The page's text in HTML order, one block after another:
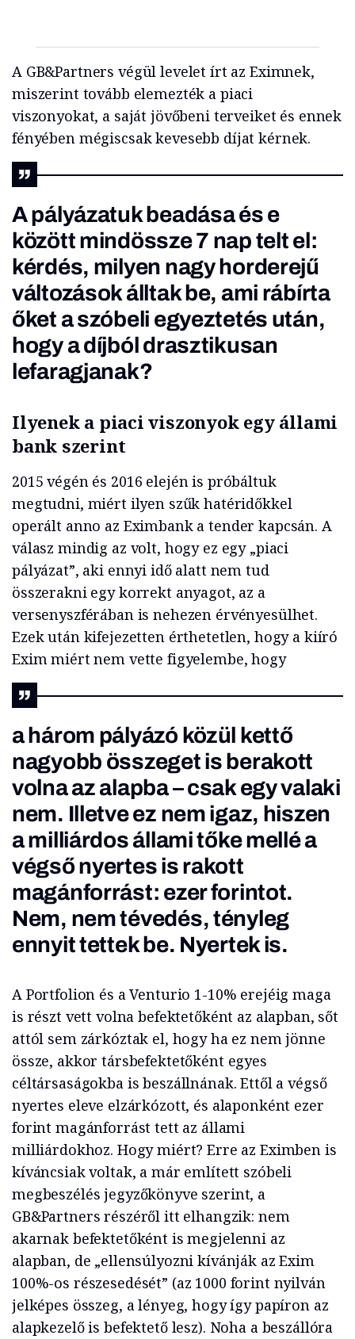
A GB&Partners végül levelet írt az Eximnek,
miszerint tovább elemezték a piaci
viszonyokat, a saját jövőbeni terveiket és ennek
fényében mégiscsak kevesebb díjat kérnek.
A pályázatuk beadása és e
között mindössze 7 nap telt el:
kérdés, milyen nagy horderejű
változások álltak be, ami rábírta
őket a szóbeli egyeztetés után,
hogy a díjból drasztikusan
lefaragjanak?
Ilyenek a piaci viszonyok egy állami
bank szerint
2015 végén és 2016 elején is próbáltuk
megtudni, miért ilyen szűk hatéridőkkel
operált anno az Eximbank a tender kapcsán. A
válasz mindig az volt, hogy ez egy „piaci
pályázat”, aki ennyi idő alatt nem tud
összerakni egy korrekt anyagot, az a
versenyszférában is nehezen érvényesülhet.
Ezek után kifejezetten érthetetlen, hogy a kiíró
Exim miért nem vette figyelembe, hogy
a három pályázó közül kettő
nagyobb összeget is berakott
volna az alapba – csak egy valaki
nem. Illetve ez nem igaz, hiszen
a milliárdos állami tőke mellé a
végső nyertes is rakott
magánforrást: ezer forintot.
Nem, nem tévedés, tényleg
ennyit tettek be. Nyertek is.
A Portfolion és a Venturio 1-10% erejéig maga
is részt vett volna befektetőként az alapban, sőt
attól sem zárkóztak el, hogy ha ez nem jönne
össze, akkor társbefektetőként egyes
céltársaságokba is beszállnának. Ettől a végső
nyertes eleve elzárkózott, és alaponként ezer
forint magánforrást tett az állami
milliárdokhoz. Hogy miért? Erre az Eximben is
kíváncsiak voltak, a már említett szóbeli
megbeszélés jegyzőkönyve szerint, a
GB&Partners részéről itt elhangzik: nem
akarnak befektetőként is megjelenni az
alapban, de „ellensúlyozni kívánják az Exim
100%-os részesedését” (az 1000 forint nyilván
jelképes összeg, a lényeg, hogy így papíron az
alapkezelő is befektető lesz). Noha a beszállóra